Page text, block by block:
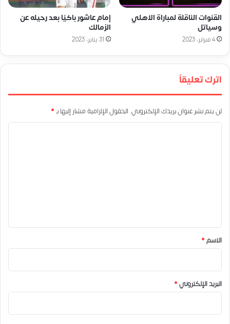
القنوات الناقلة لمباراة الاهلي
وسياتل
4 فبراير، 2023
إمام عاشور باكيًا بعد رحيله عن
الزمالك
31 يناير، 2023
اترك تعليقاً
لن يتم نشر عنوان بريدك الإلكتروني. الحقول الإلزامية مشار إليها بـ*
*
الاسم*
البريد الإلكتروني*